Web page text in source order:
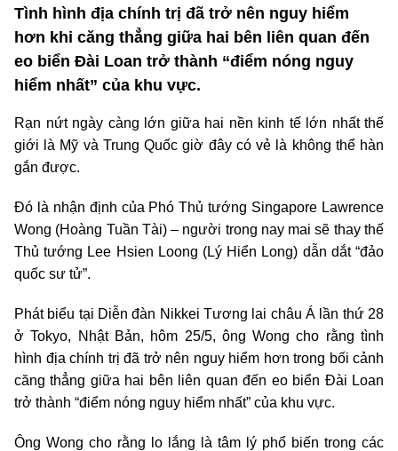
Tình hình địa chính trị đã trở nên nguy hiểm
hơn khi căng thẳng giữa hai bên liên quan đến
eo biển Đài Loan trở thành “điểm nóng nguy
hiểm nhất” của khu vực.
Rạn nứt ngày càng lớn giữa hai nền kinh tế lớn nhất thế
giới là Mỹ và Trung Quốc giờ đây có vẻ là không thể hàn
gắn được.
Đó là nhận định của Phó Thủ tướng Singapore Lawrence
Wong (Hoàng Tuần Tài) – người trong nay mai sẽ thay thế
Thủ tướng Lee Hsien Loong (Lý Hiển Long) dẫn dắt “đảo
quốc sư tử”.
Phát biểu tại Diễn đàn Nikkei Tương lai châu Á lần thứ 28
ở Tokyo, Nhật Bản, hôm 25/5, ông Wong cho rằng tình
hình địa chính trị đã trở nên nguy hiểm hơn trong bối cảnh
căng thẳng giữa hai bên liên quan đến eo biển Đài Loan
trở thành “điểm nóng nguy hiểm nhất” của khu vực.
Ông Wong cho rằng lo lắng là tâm lý phổ biến trong các